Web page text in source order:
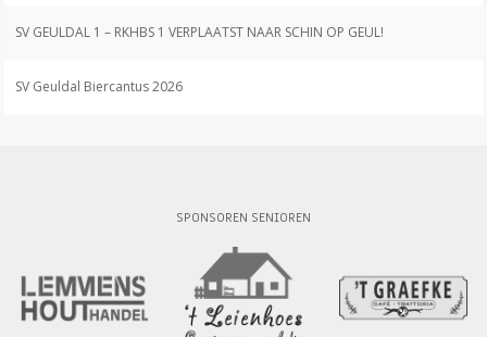
SV GEULDAL 1 – RKHBS 1 VERPLAATST NAAR SCHIN OP GEUL!
SV Geuldal Biercantus 2026
SPONSOREN SENIOREN